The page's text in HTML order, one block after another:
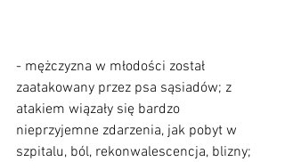
- mężczyzna w młodości został
zaatakowany przez psa sąsiadów; z
atakiem wiązały się bardzo
nieprzyjemne zdarzenia, jak pobyt w
szpitalu, ból, rekonwalescencja, blizny;